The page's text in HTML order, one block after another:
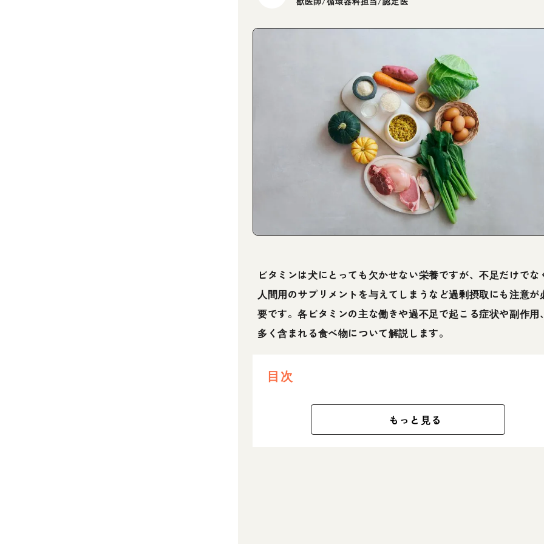
ビタミンは犬にとっても欠かせない栄養ですが、不足だけでな
人間用のサプリメントを与えてしまうなど過剰摂取にも注意が
要です。各ビタミンの主な働きや過不足で起こる症状や副作用、
多く含まれる食べ物について解説します。
目次
もっと見る